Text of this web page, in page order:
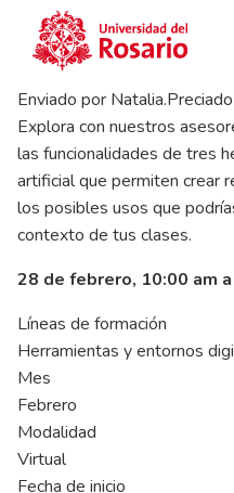
Pasar al contenido principal
Enviado por Natalia.Preciado
Explora con nuestros
las funcionalidades de tres
artificial que permiten crear
los posibles usos que
contexto de tus clases.
28 de febrero, 10:00 am
Líneas de formación
Herramientas y entornos
Mes
Febrero
Modalidad
Virtual
Fecha de inicio